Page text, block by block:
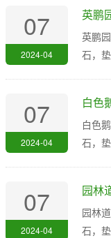
07
2024-04
英鹏
英鹏
石，
07
2024-04
白色
白色
石，
07
2024-04
园林
园林
石，